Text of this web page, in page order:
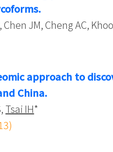
Chen JM, Cheng AC,
approach to
China.
Tsai IH*